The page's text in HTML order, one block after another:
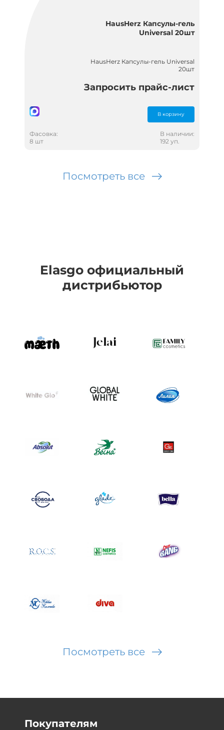
HausHerz Капсулы-гель
Universal 20шт
HausHerz Капсулы-гель Universal
20шт
Запросить прайс-лист
В корзину
Фасовка:
8 шт
В наличии:
192 уп.
Посмотреть все
Elasgo официальный
дистрибьютор
Посмотреть все
Покупателям